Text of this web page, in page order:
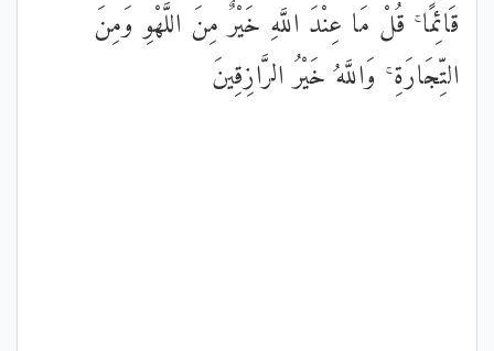
قَائِمًا ۚ قُلْ مَا عِنْدَ اللَّهِ خَيْرٌ مِنَ اللَّهْوِ وَمِنَ
التِّجَارَةِ ۚ وَاللَّهُ خَيْرُ الرَّازِقِينَ